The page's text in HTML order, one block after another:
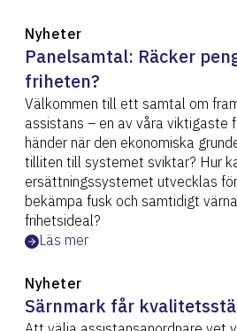
Nyheter
Panelsamtal: Räcker
friheten?
Välkommen till ett samtal om
assistans – en av våra viktigaste
händer när den ekonomiska
tilliten till systemet sviktar? Hur
ersättningssystemet utvecklas
bekämpa fusk och samtidigt
frihetsideal?
Läs mer
Nyheter
Särnmark får